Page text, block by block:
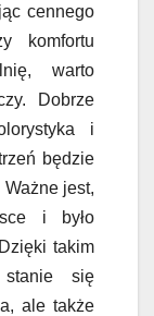
cennego
komfortu
warto
Dobrze
i
będzie
jest,
i było
takim
stanie się
ale także